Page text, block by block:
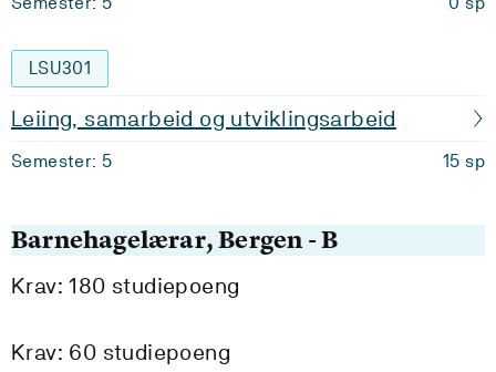
LSU301
Leiing, samarbeid og utviklingsarbeid
Semester: 5 15 sp
Barnehagelærar, Bergen - B
Krav: 180 studiepoeng
Krav: 60 studiepoeng